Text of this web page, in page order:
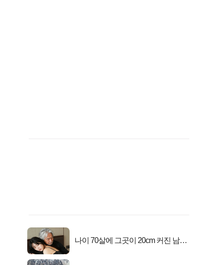
나이 70살에 그곳이 20cm 커진 남자..